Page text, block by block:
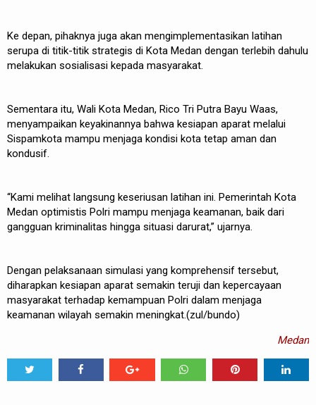
Ke depan, pihaknya juga akan mengimplementasikan latihan
serupa di titik-titik strategis di Kota Medan dengan terlebih dahulu
melakukan sosialisasi kepada masyarakat.
Sementara itu, Wali Kota Medan, Rico Tri Putra Bayu Waas,
menyampaikan keyakinannya bahwa kesiapan aparat melalui
Sispamkota mampu menjaga kondisi kota tetap aman dan
kondusif.
“Kami melihat langsung keseriusan latihan ini. Pemerintah Kota
Medan optimistis Polri mampu menjaga keamanan, baik dari
gangguan kriminalitas hingga situasi darurat,” ujarnya.
Dengan pelaksanaan simulasi yang komprehensif tersebut,
diharapkan kesiapan aparat semakin teruji dan kepercayaan
masyarakat terhadap kemampuan Polri dalam menjaga
keamanan wilayah semakin meningkat.(zul/bundo)
Medan